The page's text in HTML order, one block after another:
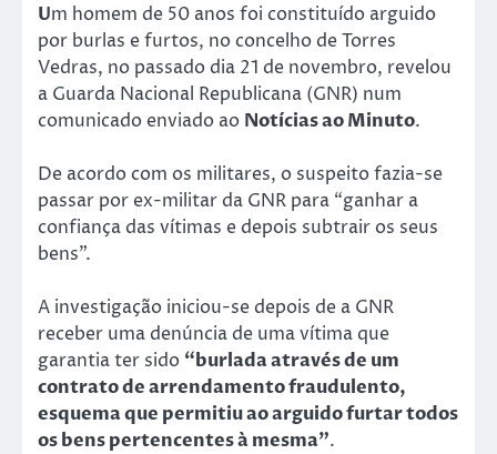
Um homem de 50 anos foi constituído arguido
por burlas e furtos, no concelho de Torres
Vedras, no passado dia 21 de novembro, revelou
a Guarda Nacional Republicana (GNR) num
comunicado enviado ao Notícias ao Minuto.
De acordo com os militares, o suspeito fazia-se
passar por ex-militar da GNR para “ganhar a
confiança das vítimas e depois subtrair os seus
bens”.
A investigação iniciou-se depois de a GNR
receber uma denúncia de uma vítima que
garantia ter sido “burlada através de um
contrato de arrendamento fraudulento,
esquema que permitiu ao arguido furtar todos
os bens pertencentes à mesma”.